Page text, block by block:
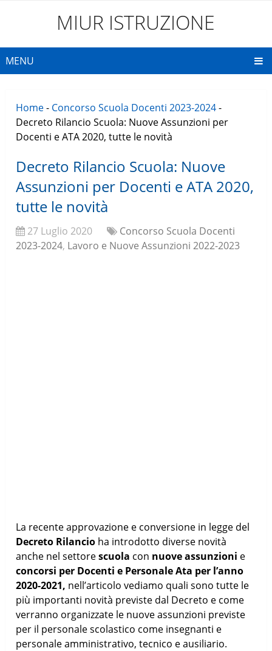
MIUR ISTRUZIONE
MENU
Home- Concorso Scuola Docenti 2023-2024-
Decreto Rilancio Scuola: Nuove Assunzioni per
Docenti e ATA 2020, tutte le novità
Decreto Rilancio Scuola: Nuove
Assunzioni per Docenti e ATA 2020,
tutte le novità
27 Luglio 2020
Concorso Scuola Docenti
2023-2024, Lavoro e Nuove Assunzioni 2022-2023
La recente approvazione e conversione in legge del
Decreto Rilancio ha introdotto diverse novità
anche nel settorescuola con nuove assunzioni e
concorsi per Docenti e Personale Ata per l’anno
2020-2021, nell’articolo vediamo quali sono tutte le
più importanti novità previste dal Decreto e come
verranno organizzate le nuove assunzioni previste
per il personale scolastico come insegnanti e
personale amministrativo, tecnico e ausiliario.